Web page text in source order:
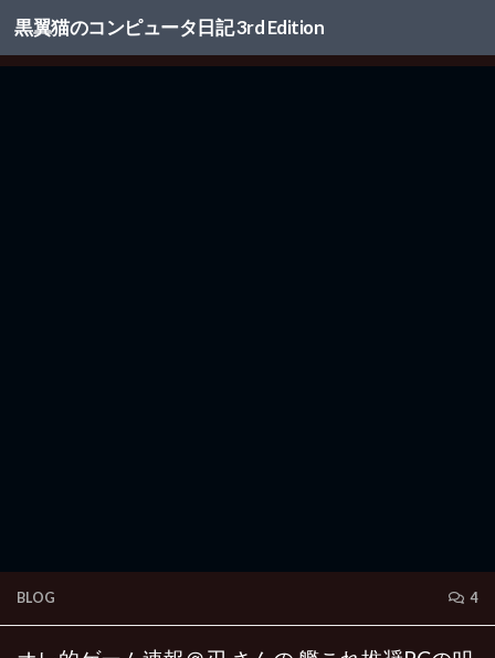
コンテンツへスキップ
黒翼猫のコンピュータ日記 3rd Edition
BLOG 4